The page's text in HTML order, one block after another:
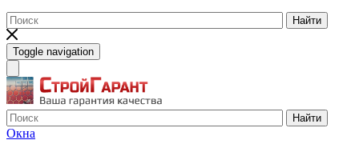
Найти
Toggle navigation
Найти
Окна